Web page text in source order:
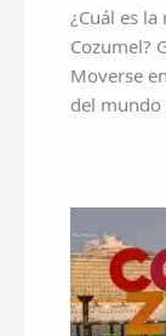
¿Cuál es
Cozumel?
Moverse
del